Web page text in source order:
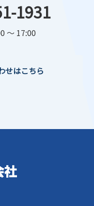
1931
～ 17:00
せはこちら